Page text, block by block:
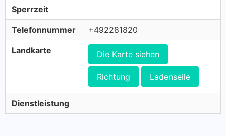
Sperrzeit
Telefonnummer +492281820
Landkarte Die Karte siehen
Richtung Ladenseile
Dienstleistung